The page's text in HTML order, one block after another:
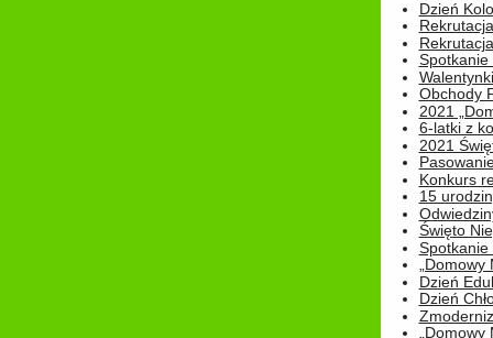
Dzień
Rekrutacja
Spotkanie
Obchody
2021
6-latki z
2021
Konkurs
15
Święto
Spotkanie
Dzień
Dzień